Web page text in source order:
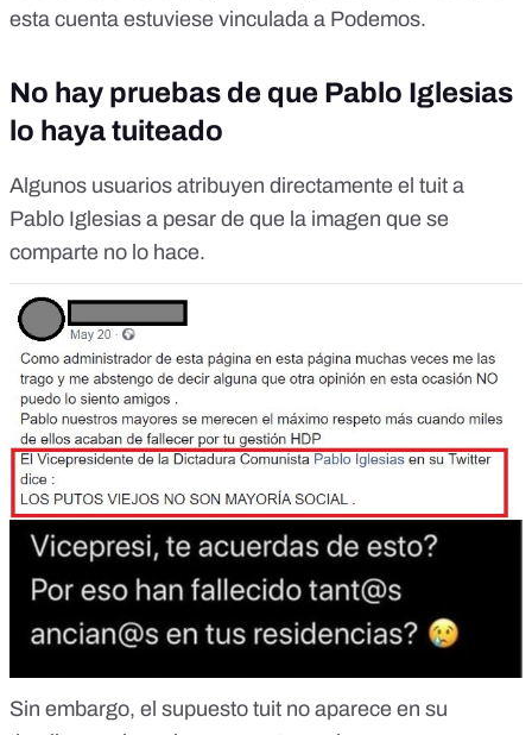
esta cuenta estuviese vinculada a Podemos.
No hay pruebas de que Pablo Iglesias
lo haya tuiteado
Algunos usuarios atribuyen directamente el tuit a
Pablo Iglesias a pesar de que la imagen que se
comparte no lo hace.
Sin embargo, el supuesto tuit no aparece en su